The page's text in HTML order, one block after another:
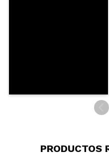
PRODUCTOS